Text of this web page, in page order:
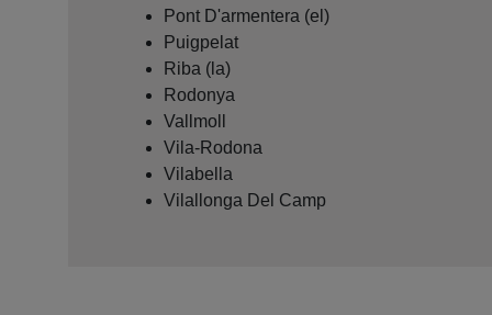
Pont D'armentera (el)
Puigpelat
Riba (la)
Rodonya
Vallmoll
Vila-Rodona
Vilabella
Vilallonga Del Camp